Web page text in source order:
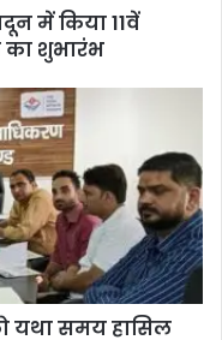
में किया 11वें
का शुभारंभ
यथा समय हासिल